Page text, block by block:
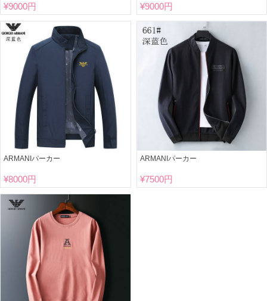
¥9000円 ¥9000円
ARMANIパーカー
¥8000円
ARMANIパーカー
¥7500円